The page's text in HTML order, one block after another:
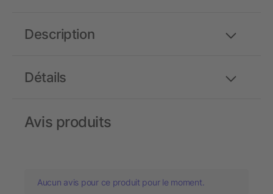
Détails
Description
Avis produits
Aucun avis pour ce produit pour le moment.